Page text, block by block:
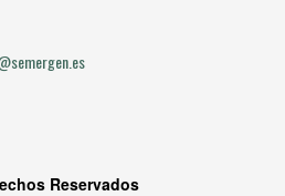
Reservados